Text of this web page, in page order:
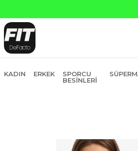
Yapı
KADIN ERKEK
SPORCU
BESINLERI